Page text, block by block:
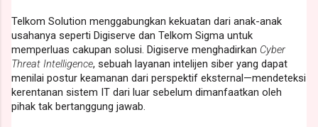
Telkom Solution menggabungkan kekuatan dari anak-anak
usahanya seperti Digiserve dan Telkom Sigma untuk
memperluas cakupan solusi. Digiserve menghadirkan Cyber
Threat Intelligence, sebuah layanan intelijen siber yang dapat
menilai postur keamanan dari perspektif eksternal—mendeteksi
kerentanan sistem IT dari luar sebelum dimanfaatkan oleh
pihak tak bertanggung jawab.